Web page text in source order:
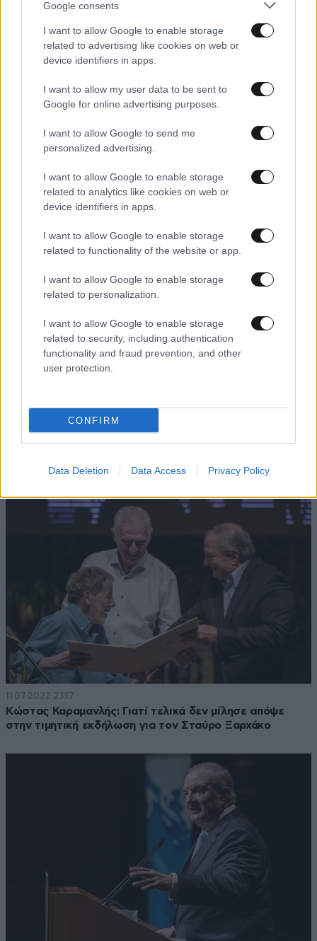
Google consents
I want to allow Google to enable storage
related to advertising like cookies on web or
device identifiers in apps.
I want to allow my user data to be sent to
Google for online advertising purposes.
I want to allow Google to send me
personalized advertising.
I want to allow Google to enable storage
related to analytics like cookies on web or
device identifiers in apps.
I want to allow Google to enable storage
related to functionality of the website or app.
I want to allow Google to enable storage
related to personalization.
I want to allow Google to enable storage
related to security, including authentication
functionality and fraud prevention, and other
user protection.
CONFIRM
Data Deletion Data Access Privacy Policy
24·07·2022 19:06
φωτογραφία του θείου του Κωνσταντίνου
15·07·2022 15:22
MyAuto: H Οnline μεταβίβαση αυτοκινήτου είναι
γεγονός – Πρόσβαση μέσω gov.gr στον ηλεκτρονικό
11·07·2022 23:17
Κώστας Καραμανλής: Γιατί τελικά δεν μίλησε απόψε
στην τιμητική εκδήλωση για τον Σταύρο Ξαρχάκο